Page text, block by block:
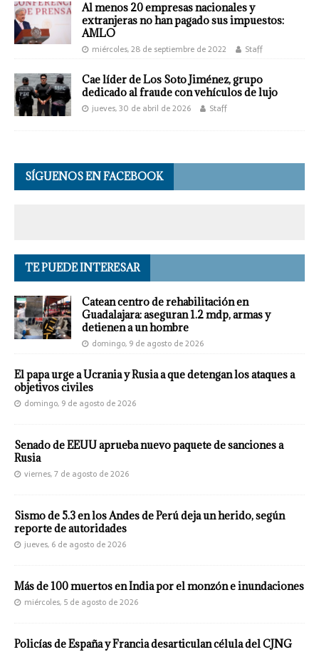
Al menos 20 empresas nacionales y
extranjeras no han pagado sus impuestos:
AMLO
miércoles, 28 de septiembre de 2022 Staff
Cae líder de Los Soto Jiménez, grupo
dedicado al fraude con vehículos de lujo
jueves, 30 de abril de 2026 Staff
SÍGUENOS EN FACEBOOK
TE PUEDE INTERESAR
Catean centro de rehabilitación en
Guadalajara: aseguran 1.2 mdp, armas y
detienen a un hombre
domingo, 9 de agosto de 2026
El papa urge a Ucrania y Rusia a que detengan los ataques a
objetivos civiles
domingo, 9 de agosto de 2026
Senado de EEUU aprueba nuevo paquete de sanciones a
Rusia
viernes, 7 de agosto de 2026
Sismo de 5.3 en los Andes de Perú deja un herido, según
reporte de autoridades
jueves, 6 de agosto de 2026
Más de 100 muertos en India por el monzón e inundaciones
miércoles, 5 de agosto de 2026
Policías de España y Francia desarticulan célula del CJNG